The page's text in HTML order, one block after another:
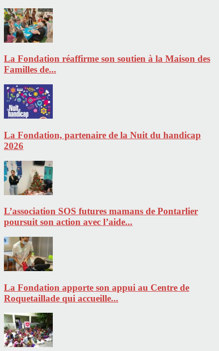
La Fondation réaffirme son soutien à la Maison des
Familles de...
La Fondation, partenaire de la Nuit du handicap
2026
L’association SOS futures mamans de Pontarlier
poursuit son action avec l’aide...
La Fondation apporte son appui au Centre de
Roquetaillade qui accueille...